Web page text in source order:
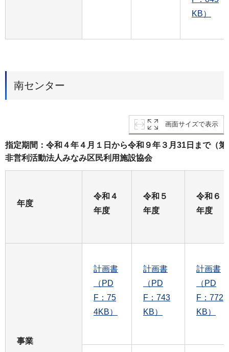
KB）
南センター
画面サイズで表示
指定期間：令和４年４月１日から令和９年３月31日まで（
非営利活動法人みなみ区民利用施設協会
年度
令和４
年度
令和５
年度
令和６
年度
事業
計画書
（PD
F：75
4KB）
計画書
（PD
F：743
KB）
計画書
（PD
F：772
KB）